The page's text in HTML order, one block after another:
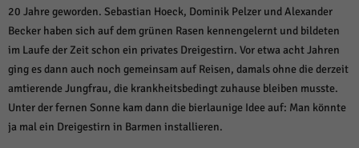
20 Jahre geworden. Sebastian Hoeck, Dominik Pelzer und Alexander
Becker haben sich auf dem grünen Rasen kennengelernt und bildeten
im Laufe der Zeit schon ein privates Dreigestirn. Vor etwa acht Jahren
ging es dann auch noch gemeinsam auf Reisen, damals ohne die derzeit
amtierende Jungfrau, die krankheitsbedingt zuhause bleiben musste.
Unter der fernen Sonne kam dann die bierlaunige Idee auf: Man könnte
ja mal ein Dreigestirn in Barmen installieren.
auswählen.
Alle akzeptieren Speichern und weiter
Zurück
Datenschutzeinstellungen
Essenziell (1)